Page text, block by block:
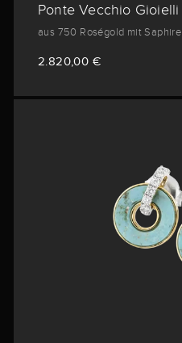
Ponte Vecchio
aus 750 Roségold mit
2.820,00 €